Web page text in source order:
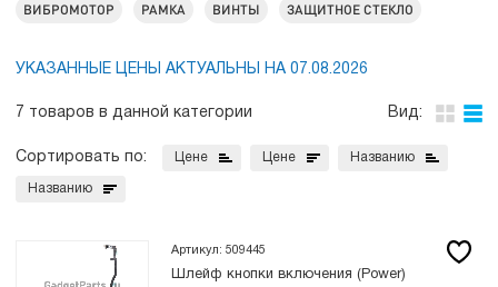
ВИБРОМОТОР РАМКА ВИНТЫ ЗАЩИТНОЕ СТЕКЛО
УКАЗАННЫЕ ЦЕНЫ АКТУАЛЬНЫ НА 07.08.2026
7 товаров в данной категории Вид:
Сортировать по: Цене Цене Названию
Названию
Артикул: 509445
Шлейф кнопки включения (Power)